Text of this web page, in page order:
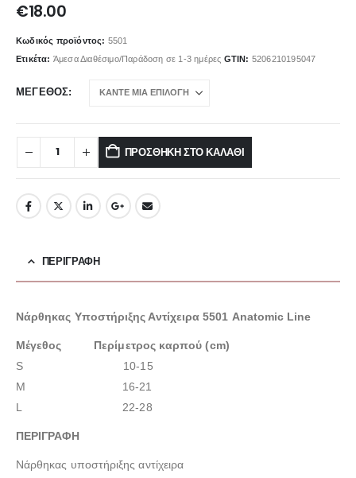
€18.00
Κωδικός προϊόντος: 5501
Ετικέτα: Άμεσα Διαθέσιμο/Παράδοση σε 1-3 ημέρες GTIN: 5206210195047
ΜΈΓΕΘΟΣ
ΠΡΟΣΘΉΚΗ ΣΤΟ ΚΑΛΆΘΙ
ΠΕΡΙΓΡΑΦΉ
Νάρθηκας Υποστήριξης Αντίχειρα 5501 Anatomic Line
Μέγεθος Περίμετρος καρπού (cm)
S 10-15
M 16-21
L 22-28
ΠΕΡΙΓΡΑΦΗ
Νάρθηκας υποστήριξης αντίχειρα